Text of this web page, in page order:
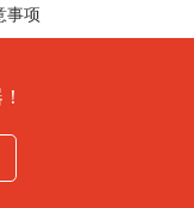
事项